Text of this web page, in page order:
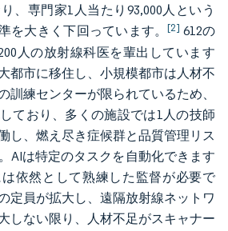
、専門家1人当たり93,000人という
を大きく下回っています。[2] 612の
人の放射線科医を輩出しています
都市に移住し、小規模都市は人材不
訓練センターが限られているため、
ており、多くの施設では1人の技師
し、燃え尽き症候群と品質管理リス
AIは特定のタスクを自動化できます
依然として熟練した監督が必要で
定員が拡大し、遠隔放射線ネットワ
しない限り、人材不足がスキャナー